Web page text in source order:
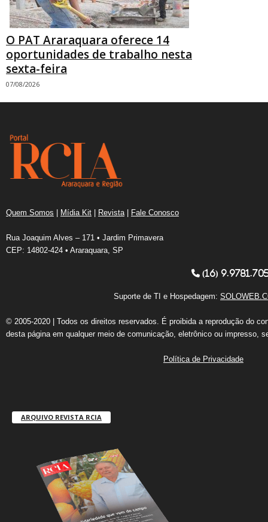
O PAT Araraquara oferece 14
oportunidades de trabalho nesta
sexta-feira
07/08/2026
Quem Somos Mídia Kit Revista Fale Conosco
Rua Joaquim Alves – 171 • Jardim Primavera
CEP: 14802-424 • Araraquara, SP
(16)
Suporte de TI e Hospedagem:
© 2005-2020 | Todos os direitos reservados. É proibida a reprodução do
desta página em qualquer meio de comunicação, eletrônico ou impresso,
Política de Privacidade
ARQUIVO REVISTA RCIA